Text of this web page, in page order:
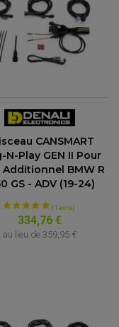
CANSMART
N-Play GEN II Pour
Additionnel BMW R
GS - ADV (19-24)
334,76 €
au lieu de 359,95 €